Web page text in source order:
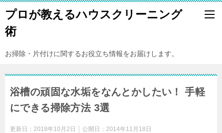
プロが教えるハウスクリーニング
術
お掃除・片付けに関するお役立ち情報をお届けします。
浴槽の頑固な水垢をなんとかしたい！ 手軽
にできる掃除方法 3選
更新日： 2018年10月2日 公開日： 2014年11月18日